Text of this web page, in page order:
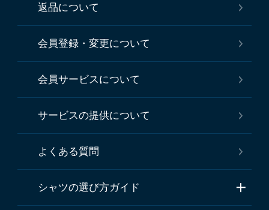
返品について
会員登録・変更について
会員サービスについて
サービスの提供について
よくある質問
シャツの選び方ガイド